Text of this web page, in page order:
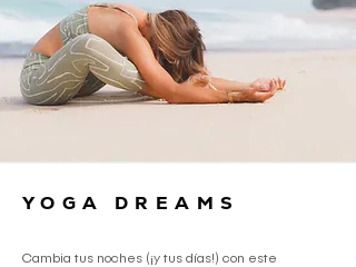
YOGA DREAMS
Cambia tus noches (¡y tus días!) con este